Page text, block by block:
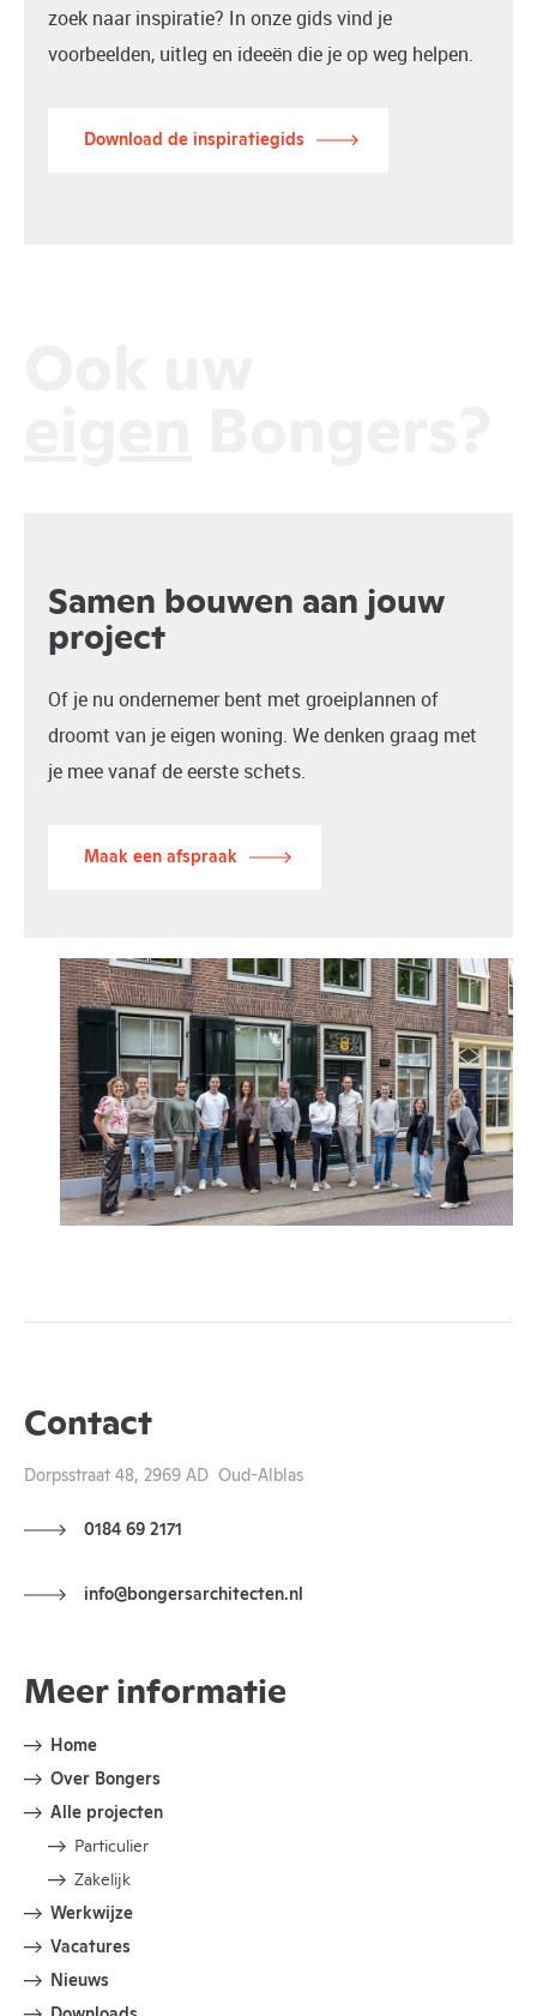
zoek naar inspiratie? In onze gids vind je
voorbeelden, uitleg en ideeën die je op weg helpen.
Download de inspiratiegids
Samen bouwen aan jouw
project
Of je nu ondernemer bent met groeiplannen of
droomt van je eigen woning. We denken graag met
je mee vanaf de eerste schets.
Maak een afspraak
Contact
Dorpsstraat 48, 2969 AD Oud-Alblas
0184 69 2171
info@bongersarchitecten.nl
Meer informatie
Home
Over Bongers
Alle projecten
Particulier
Zakelijk
Werkwijze
Vacatures
Nieuws